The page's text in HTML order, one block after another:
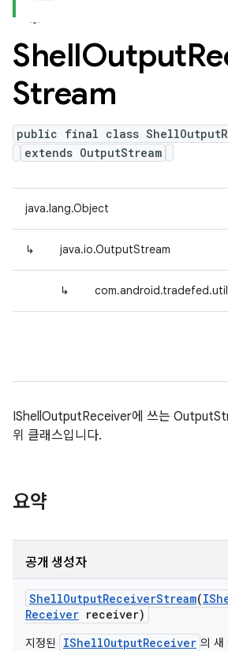
ShellOutput
Stream
public final class
extends OutputStream
java.lang.Object
↳ java.io.OutputStream
↳
IShellOutputReceiver에 쓰는
위 클래스입니다.
요약
공개 생성자
ShellOutputReceiverStream(
Receiver receiver)
지정된 IShellOutputReceiver 의 새